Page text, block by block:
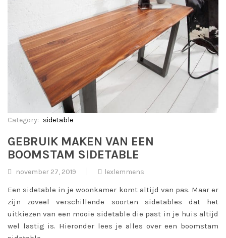
Category: sidetable
GEBRUIK MAKEN VAN EEN
BOOMSTAM SIDETABLE
november 27, 2019 lexlemmens
Een sidetable in je woonkamer komt altijd van pas. Maar er
zijn zoveel verschillende soorten sidetables dat het
uitkiezen van een mooie sidetable die past in je huis altijd
wel lastig is. Hieronder lees je alles over een boomstam